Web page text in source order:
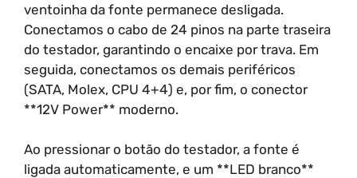
ventoinha da fonte permanece desligada.
Conectamos o cabo de 24 pinos na parte traseira
do testador, garantindo o encaixe por trava. Em
seguida, conectamos os demais periféricos
(SATA, Molex, CPU 4+4) e, por fim, o conector
**12V Power** moderno.
Ao pressionar o botão do testador, a fonte é
ligada automaticamente, e um **LED branco**